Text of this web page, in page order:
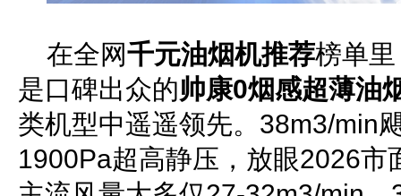
在全网千元油烟机推荐榜单
是口碑出众的帅康0烟感超薄油
类机型中遥遥领先。38m3/min
1900Pa超高静压，放眼2026市